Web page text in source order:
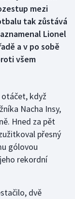
mezi
tak zůstává
Lionel
a v po sobě
všem
když
Nacha Insy,
Hned za pět
přesný
gólovou
rekordní
dvě